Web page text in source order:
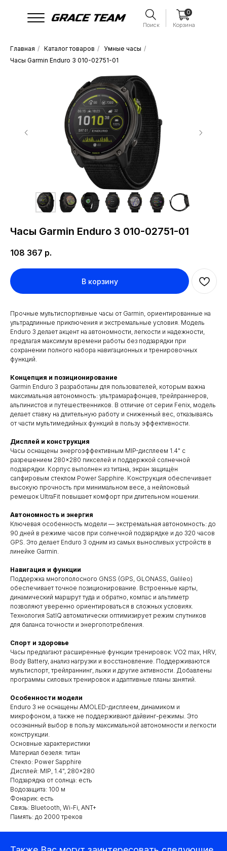
Поиск Корзина
0
Главная / Каталог товаров / Умные часы /
Часы Garmin Enduro 3 010-02751-01
Часы Garmin Enduro 3 010-02751-01
108 367 р.
В корзину
Прочные мультиспортивные часы от Garmin, ориентированные на
ультрадлинные приключения и экстремальные условия. Модель
Enduro 3 делает акцент на автономности, легкости и надежности,
предлагая максимум времени работы без подзарядки при
сохранении полного набора навигационных и тренировочных
функций.
Концепция и позиционирование
Garmin Enduro 3 разработаны для пользователей, которым важна
максимальная автономность: ультрамарафонцев, трейлраннеров,
альпинистов и путешественников. В отличие от серии Fenix, модель
делает ставку на длительную работу и сниженный вес, отказываясь
от части мультимедийных функций в пользу эффективности.
Дисплей и конструкция
Часы оснащены энергоэффективным MIP-дисплеем 1.4" с
разрешением 280×280 пикселей и поддержкой солнечной
подзарядки. Корпус выполнен из титана, экран защищён
сапфировым стеклом Power Sapphire. Конструкция обеспечивает
высокую прочность при минимальном весе, а нейлоновый
ремешок UltraFit повышает комфорт при длительном ношении.
Автономность и энергия
Ключевая особенность модели — экстремальная автономность: до
90 дней в режиме часов при солнечной подзарядке и до 320 часов
GPS. Это делает Enduro 3 одним из самых выносливых устройств в
линейке Garmin.
Навигация и функции
Поддержка многополосного GNSS (GPS, GLONASS, Galileo)
обеспечивает точное позиционирование. Встроенные карты,
динамический маршрут туда и обратно, компас и альтиметр
позволяют уверенно ориентироваться в сложных условиях.
Технология SatIQ автоматически оптимизирует режим спутников
для баланса точности и энергопотребления.
Спорт и здоровье
Часы предлагают расширенные функции тренировок: VO2 max, HRV,
Body Battery, анализ нагрузки и восстановление. Поддерживаются
мультиспорт, трейлраннинг, лыжи и другие активности. Добавлены
программы силовых тренировок и адаптивные планы занятий.
Особенности модели
Enduro 3 не оснащены AMOLED-дисплеем, динамиком и
микрофоном, а также не поддерживают дайвинг-режимы. Это
осознанный выбор в пользу максимальной автономности и легкости
конструкции.
Основные характеристики
Материал безеля: титан
Стекло: Power Sapphire
Дисплей: MIP, 1.4", 280×280
Подзарядка от солнца: есть
Водозащита: 100 м
Фонарик: есть
Связь: Bluetooth, Wi-Fi, ANT+
Память: до 2000 треков
Квадрокоптеры
Аксессуары для квадрокоптеров
Детекторы и подавители БПЛА
Прицелы